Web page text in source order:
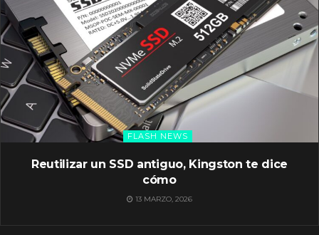
FLASH NEWS
Reutilizar un SSD antiguo, Kingston te dice
cómo
13 MARZO, 2026